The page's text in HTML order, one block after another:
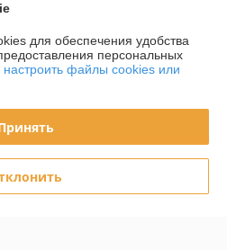
для обеспечения удобства
персональных
файлы cookies или